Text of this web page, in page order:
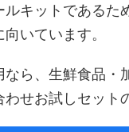
ルキットであるた
いています。
なら、生鮮食品・
せお試しセット